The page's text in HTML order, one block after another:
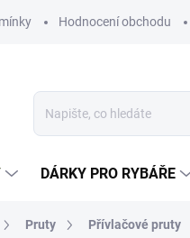
Hodnocení obchodu
DÁRKY PRO RYBÁŘE
Pruty Přívlačové pruty